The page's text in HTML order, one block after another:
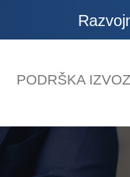
PODRŠKA